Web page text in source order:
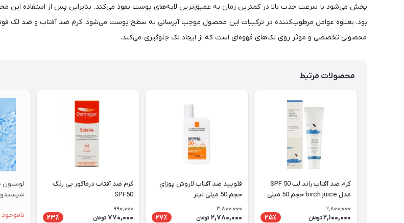
پخش می‌شود با سرعت جذب بالا در کمترین زمان به عمیق‌ترین لایه‌های پوست نفوذ می‌کند. بنابراین پس از استفاده
محصولی تخصصی و موثر روی لک‌های قهوه‌ای است که از ایجاد لک جلوگیری می‌کند.
محصولات مرتبط
کرم ضد آفتاب راند لب SPF 50
مدل birch juice حجم 50 میلی
2,800,000
2,100,000 تومان 25٪
فلویید ضد آفتاب لاروش پوزای
حجم 50 میلی لیتر
3,800,000
2,780,000 تومان 27٪
کرم ضد آفتاب درماگور بی رنگ
SPF50
990,000
770,000 تومان 23٪
لوسیون
شیسیدو
ناموجود